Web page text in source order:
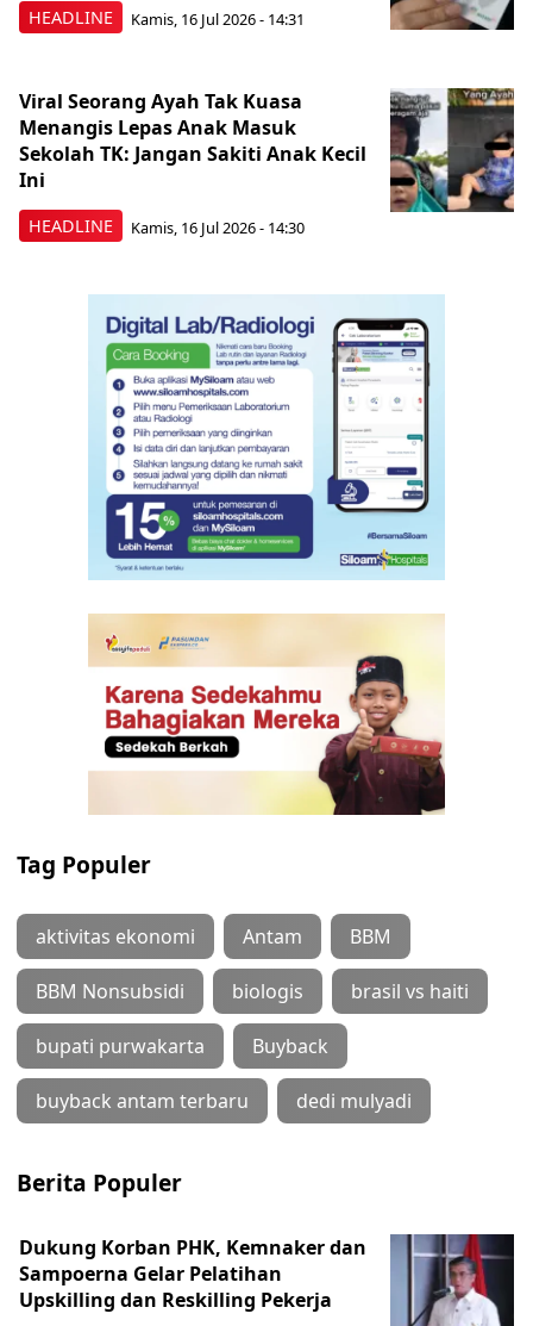
HEADLINE Kamis, 16 Jul 2026 - 14:31
HEADLINE
Viral Seorang Ayah Tak Kuasa
Menangis Lepas Anak Masuk
Sekolah TK: Jangan Sakiti Anak Kecil
Ini
Kamis, 16 Jul 2026 - 14:30
Tag Populer
aktivitas ekonomi Antam BBM
BBM Nonsubsidi biologis brasil vs haiti
bupati purwakarta Buyback
buyback antam terbaru dedi mulyadi
Berita Populer
Dukung Korban PHK, Kemnaker dan
Sampoerna Gelar Pelatihan
Upskilling dan Reskilling Pekerja